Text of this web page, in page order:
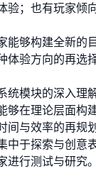
验；也有玩家倾
能够构建全新的
验方向的再选
统模块的深入理
够在理论层面构
间与效率的再规
于探索与创意
进行测试与研